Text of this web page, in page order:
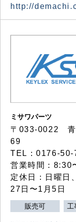
http://
ミサワパーツ
〒033-0022 青
69
TEL：0176-
営業時間：8:30
定休日：日曜日
27日〜1月5日
販売可 工